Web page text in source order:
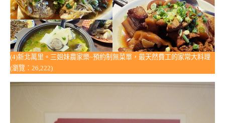
(4)新北萬里。三姐妹農家樂~預約制無菜單，最天然費工的家常大料理
(瀏覽：26,222)